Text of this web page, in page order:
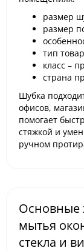
размер
размер
тип
класс –
страна
Шубка
офисов,
помогает
стяжкой и
ручном
Основные
мытья
стекла и